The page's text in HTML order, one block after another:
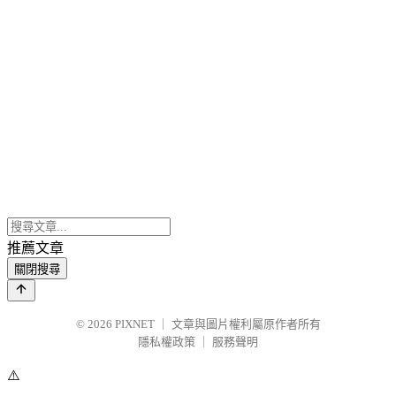
推薦文章
關閉搜尋
© 2026 PIXNET
文章與圖片權利屬原作者所有
隱私權政策
服務聲明
⚠️